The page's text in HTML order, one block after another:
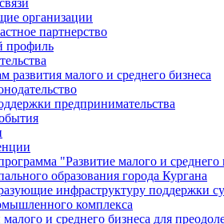
организации
партнерство
профиль
развития малого и среднего бизнеса
предпринимательства
"Развитие малого и среднего
образования города Кургана
инфраструктуру поддержки
комплекса
и среднего бизнеса для